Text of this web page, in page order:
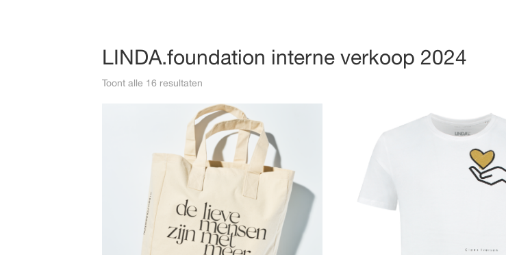
LINDA.foundation interne verkoop 2024
Toont alle 16 resultaten